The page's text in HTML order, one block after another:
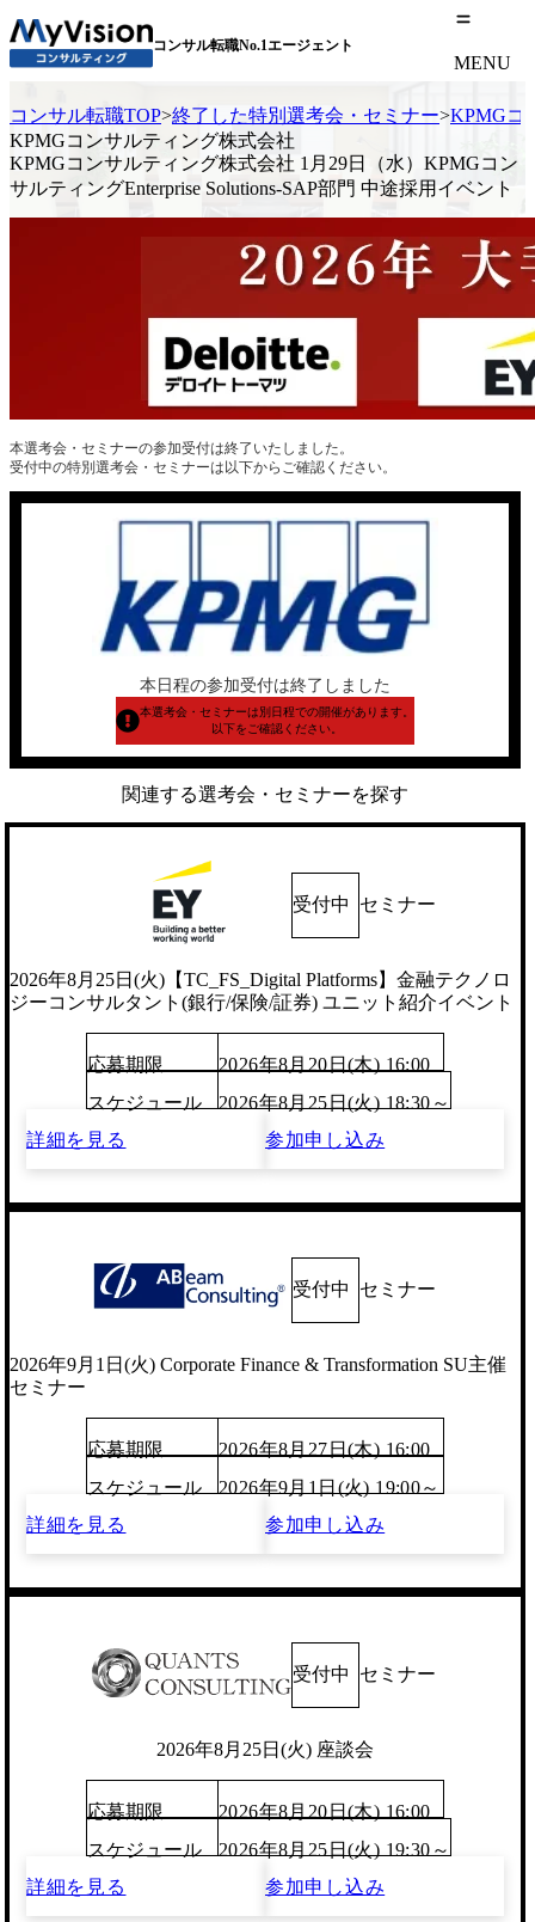
コンサル転職No.1エージェント
MENU
コンサル転職TOP>終了した特別選考会・セミナー>KPMGコ
KPMGコンサルティング株式会社
KPMGコンサルティング株式会社 1月29日（水）KPMGコン
サルティングEnterprise Solutions-SAP部門 中途採用イベント
本選考会・セミナーの参加受付は終了いたしました。
受付中の特別選考会・セミナーは以下からご確認ください。
本日程の参加受付は終了しました
本選考会・セミナーは別日程での開催があります。
以下をご確認ください。
関連する選考会・セミナーを探す
受付中 セミナー
2026年8月25日(火)【TC_FS_Digital Platforms】金融テクノロ
ジーコンサルタント(銀行/保険/証券) ユニット紹介イベント
応募期限
2026年8月20日(木) 16:00
スケジュール
2026年8月25日(火) 18:30～
詳細を見る
参加申し込み
受付中 セミナー
2026年9月1日(火) Corporate Finance & Transformation SU主催
セミナー
応募期限
2026年8月27日(木) 16:00
スケジュール
2026年9月1日(火) 19:00～
詳細を見る
参加申し込み
受付中 セミナー
2026年8月25日(火) 座談会
応募期限
2026年8月20日(木) 16:00
スケジュール
2026年8月25日(火) 19:30～
詳細を見る
参加申し込み